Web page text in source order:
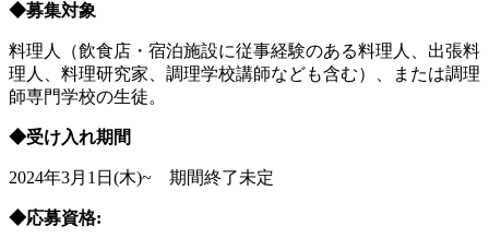
◆募集対象
料理人（飲食店・宿泊施設に従事経験のある料理人、出張料
理人、料理研究家、調理学校講師なども含む）、または調理
師専門学校の生徒。
◆受け入れ期間
2024年3月1日(木)~ 期間終了未定
◆応募資格: